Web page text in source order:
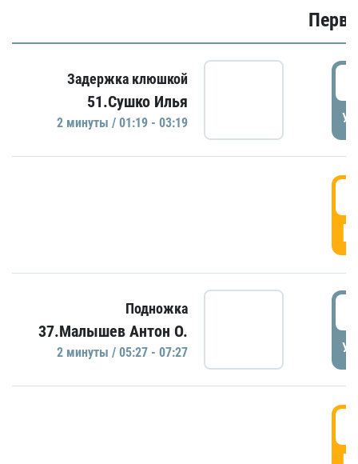
Задержка клюшкой
51.Сушко Илья
2 минуты / 01:19 - 03:19
Подножка
37.Малышев Антон О.
2 минуты / 05:27 - 07:27